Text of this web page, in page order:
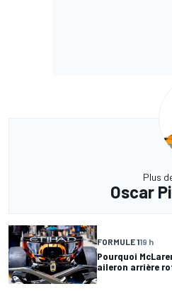
Plus
Oscar
FORMULE 119 h
Pourquoi
aileron arrière